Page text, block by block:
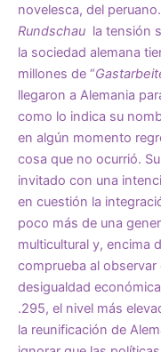
novelesca, del
Rundschau la tensión
la sociedad alemana
millones de “
llegaron a Alemania
como lo indica su
en algún momento
cosa que no ocurrió.
invitado con una
en cuestión la
poco más de una
multicultural y, encima
comprueba al observar
desigualdad
.295, el nivel más
la reunificación de